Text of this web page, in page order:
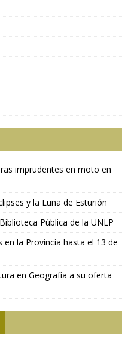
imprudentes en moto en
y la Luna de Esturión
Pública de la UNLP
la Provincia hasta el 13 de
en Geografía a su oferta